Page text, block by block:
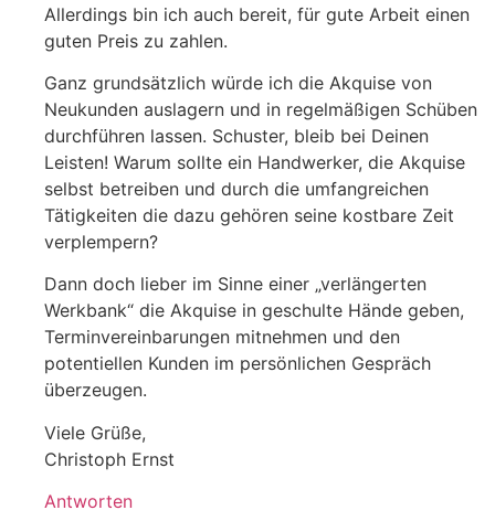
Allerdings bin ich auch bereit, für gute Arbeit einen
guten Preis zu zahlen.
Ganz grundsätzlich würde ich die Akquise von
Neukunden auslagern und in regelmäßigen Schüben
durchführen lassen. Schuster, bleib bei Deinen
Leisten! Warum sollte ein Handwerker, die Akquise
selbst betreiben und durch die umfangreichen
Tätigkeiten die dazu gehören seine kostbare Zeit
verplempern?
Dann doch lieber im Sinne einer „verlängerten
Werkbank“ die Akquise in geschulte Hände geben,
Terminvereinbarungen mitnehmen und den
potentiellen Kunden im persönlichen Gespräch
überzeugen.
Viele Grüße,
Christoph Ernst
Antworten